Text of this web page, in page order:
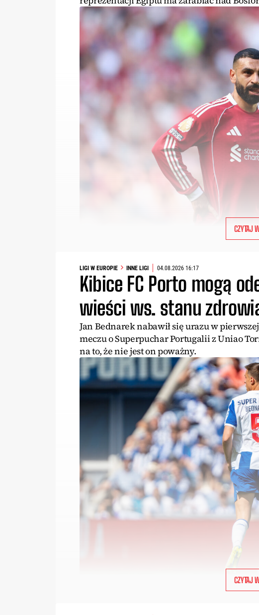
CZYTAJ
LIGI W EUROPIE INNE LIGI 04.08.2026 16:17
Kibice FC Porto mogą
wieści ws. stanu
Jan Bednarek nabawił się urazu w
meczu o Superpuchar Portugalii z Uniao
na to, że nie jest on poważny.
CZYTAJ